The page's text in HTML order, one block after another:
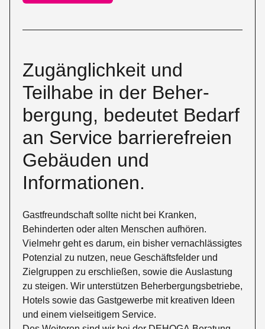
Zugänglichkeit und
Teilhabe in der Beher­
bergung, bedeutet Bedarf
an Service barrierefreien
Gebäuden und
Informationen.
Gastfreundschaft sollte nicht bei Kranken,
Behinderten oder alten Menschen aufhören.
Vielmehr geht es darum, ein bisher vernachlässigtes
Potenzial zu nutzen, neue Geschäftsfelder und
Zielgruppen zu erschließen, sowie die Auslastung
zu steigen. Wir unterstützen Beherbergungsbetriebe,
Hotels sowie das Gastgewerbe mit kreativen Ideen
und einem vielseitigem Service.